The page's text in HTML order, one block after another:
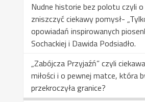
Nudne historie bez polotu czyli
zniszczyć ciekawy pomysł-
opowiadań inspirowanych
Sochackiej i Dawida Podsiadło.
„Zabójcza Przyjaźń” czyli
miłości i o pewnej matce, która
przekroczyła granice?